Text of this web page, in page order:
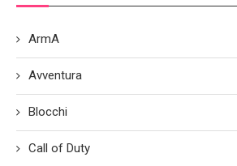
ArmA
Avventura
Blocchi
Call of Duty